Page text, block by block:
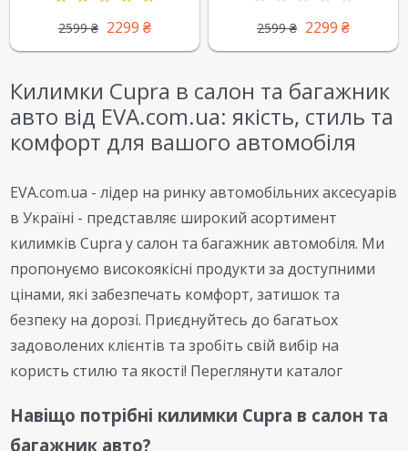
2599₴ 2299 ₴ 2599₴ 2299 ₴
Килимки Cupra в салон та багажник
авто від EVA.com.ua: якість, стиль та
комфорт для вашого автомобіля
EVA.com.ua - лідер на ринку автомобільних аксесуарів
в Україні - представляє широкий асортимент
килимків Cupra у салон та багажник автомобіля. Ми
пропонуємо високоякісні продукти за доступними
цінами, які забезпечать комфорт, затишок та
безпеку на дорозі. Приєднуйтесь до багатьох
задоволених клієнтів та зробіть свій вибір на
користь стилю та якості! Переглянути каталог
Навіщо потрібні килимки Cupra в салон та
багажник авто?